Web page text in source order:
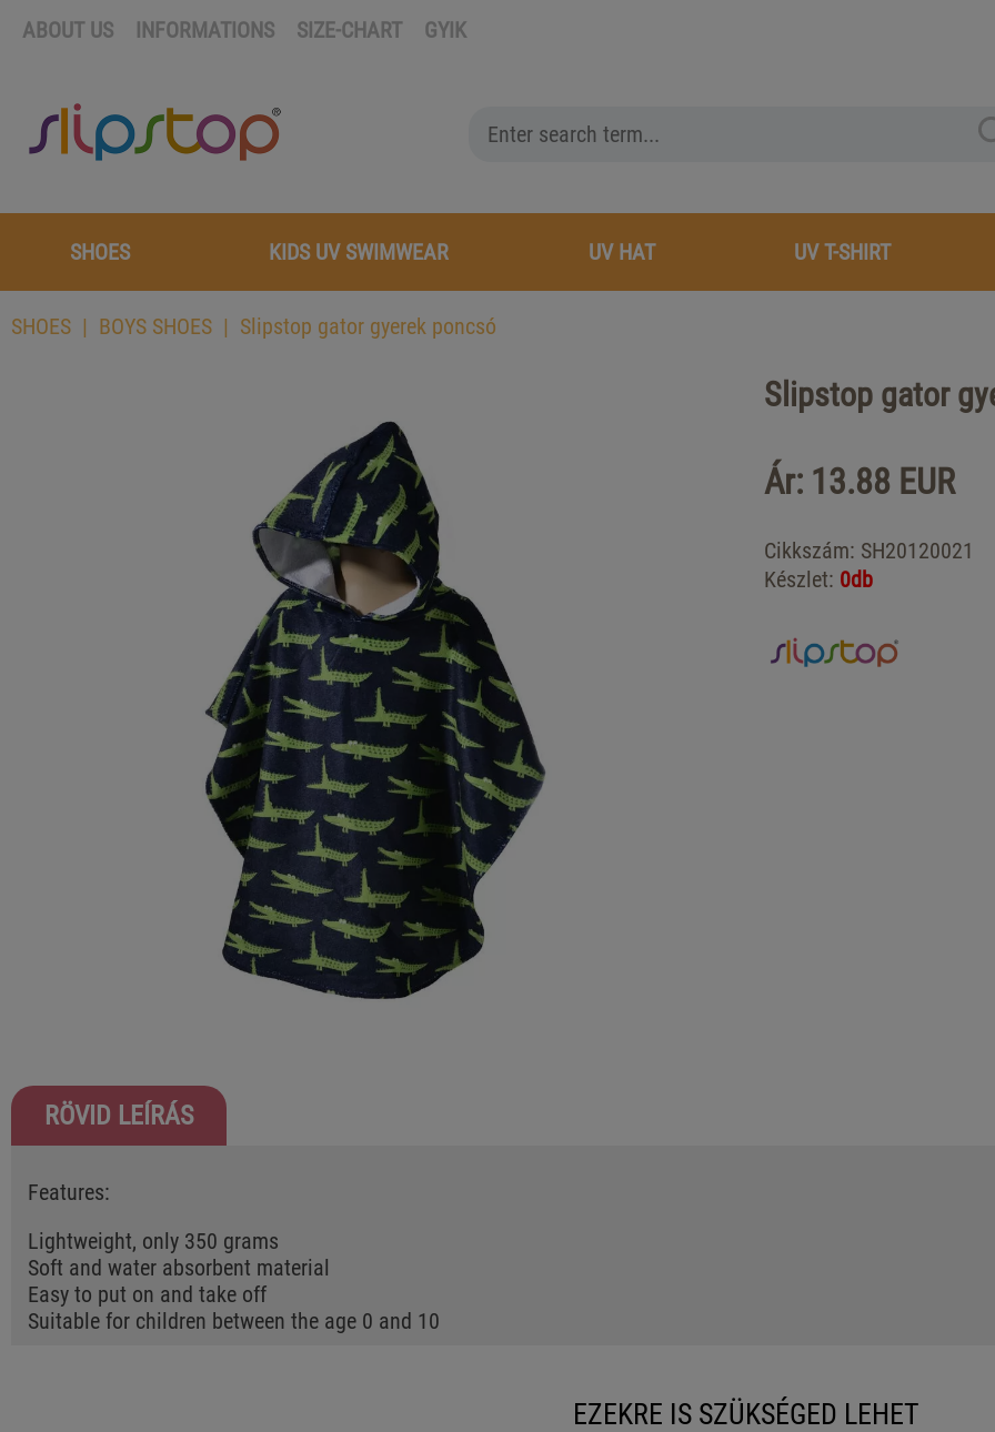
ABOUT US INFORMATIONS SIZE-CHART GYIK
SHOES KIDS UV SWIMWEAR UV HAT UV T-SHIRT
SHOES BOYS SHOES Slipstop gator gyerek poncsó
Slipstop gator
Ár: 13.88 EUR
Cikkszám: SH20120021
Készlet: 0db
RÖVID LEÍRÁS
Features:
Lightweight, only 350 grams
Soft and water absorbent material
Easy to put on and take off
Suitable for children between the age 0 and 10
EZEKRE IS SZÜKSÉGED LEHET